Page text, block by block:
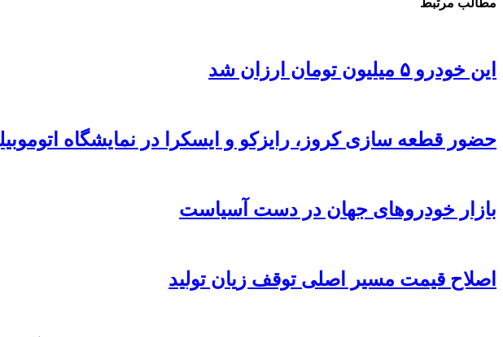
مطالب مرتبط
این خودرو ۵ میلیون تومان ارزان شد
حضور قطعه سازی کروز، رایزکو و ایسکرا در نمایشگاه
بازار خودروهای جهان در دست آسیاست
اصلاح قیمت مسیر اصلی توقف زیان تولید